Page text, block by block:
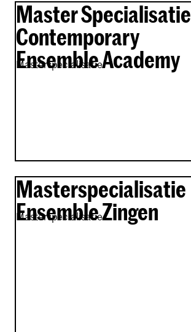
Master Specialisatie
Contemporary
Ensemble Academy
Masterspecialisatie
Masterspecialisatie
Ensemble Zingen
Masterspecialisatie